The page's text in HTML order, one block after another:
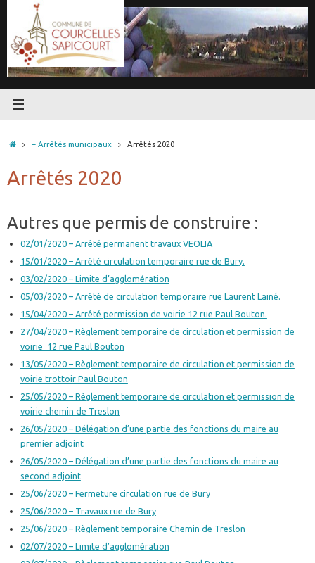
contenu
Accueil
– Arrêtés municipaux Arrêtés 2020
Arrêtés 2020
Autres que permis de construire :
02/01/2020 – Arrêté permanent travaux VEOLIA
15/01/2020 – Arrêté circulation temporaire rue de Bury.
03/02/2020 – Limite d’agglomération
05/03/2020 – Arrêté de circulation temporaire rue Laurent Lainé.
15/04/2020 – Arrêté permission de voirie 12 rue Paul Bouton.
27/04/2020 – Règlement temporaire de circulation et permission de
voirie 12 rue Paul Bouton
13/05/2020 – Règlement temporaire de circulation et permission de
voirie trottoir Paul Bouton
25/05/2020 – Règlement temporaire de circulation et permission de
voirie chemin de Treslon
26/05/2020 – Délégation d’une partie des fonctions du maire au
premier adjoint
26/05/2020 – Délégation d’une partie des fonctions du maire au
second adjoint
25/06/2020 – Fermeture circulation rue de Bury
25/06/2020 – Travaux rue de Bury
25/06/2020 – Règlement temporaire Chemin de Treslon
02/07/2020 – Limite d’agglomération